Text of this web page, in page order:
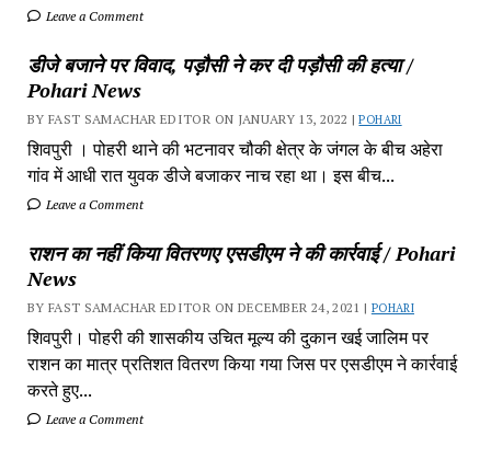
Leave a Comment
डीजे बजाने पर विवाद, पड़ौसी ने कर दी पड़ौसी की हत्या /
Pohari News
BY FAST SAMACHAR EDITOR ON JANUARY 13, 2022 |POHARI
शिवपुरी‎ । पोहरी थाने की भटनावर चौकी क्षेत्र‎ के जंगल के बीच अहेरा
गांव में‎ आधी रात युवक डीजे बजाकर‎ नाच रहा था। इस बीच...
Leave a Comment
राशन का नहीं किया वितरणए एसडीएम ने की कार्रवाई / Pohari
News
BY FAST SAMACHAR EDITOR ON DECEMBER 24, 2021 | POHARI
शिवपुरी। पोहरी की शासकीय उचित मूल्य की दुकान खई जालिम पर
राशन का मात्र प्रतिशत वितरण किया गया जिस पर एसडीएम ने कार्रवाई
करते हुए...
Leave a Comment